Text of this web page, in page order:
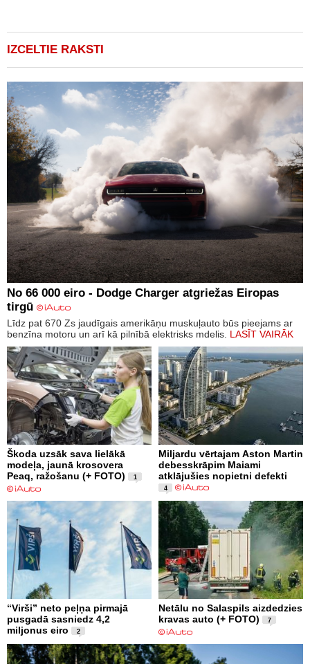
IZCELTIE RAKSTI
No 66 000 eiro - Dodge Charger atgriežas Eiropas
tirgū
Līdz pat 670 Zs jaudīgais amerikāņu muskuļauto būs pieejams ar
benzīna motoru un arī kā pilnībā elektrisks mdelis. LASĪT VAIRĀK
Škoda uzsāk sava lielākā
modeļa, jaunā krosovera
Peaq, ražošanu (+ FOTO)
1
Miljardu vērtajam Aston Martin
debesskrāpim Maiami
atklājušies nopietni defekti
4
“Virši” neto peļņa pirmajā
pusgadā sasniedz 4,2
miljonus eiro
2
Netālu no Salaspils aizdedzies
kravas auto (+ FOTO)
7